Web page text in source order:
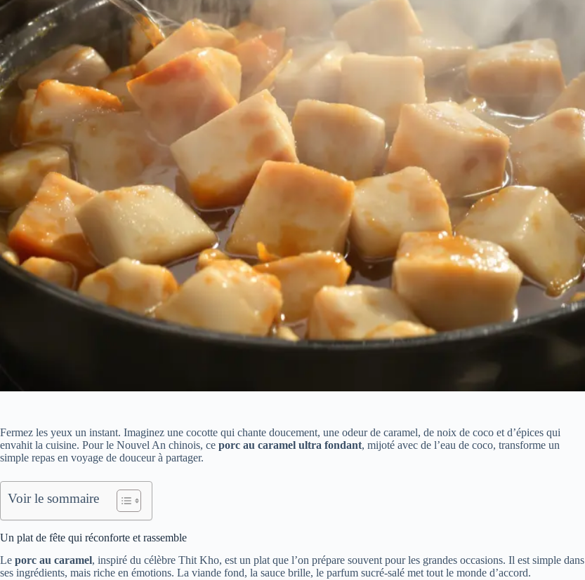
Fermez les yeux un instant. Imaginez une cocotte qui chante doucement, une odeur de caramel, de noix de coco et d’épices qui
envahit la cuisine. Pour le Nouvel An chinois, ce porc au caramel ultra fondant, mijoté avec de l’eau de coco, transforme un
simple repas en voyage de douceur à partager.
Voir le sommaire
Un plat de fête qui réconforte et rassemble
Le porc au caramel, inspiré du célèbre Thit Kho, est un plat que l’on prépare souvent pour les grandes occasions. Il est simple dans
ses ingrédients, mais riche en émotions. La viande fond, la sauce brille, le parfum sucré-salé met tout le monde d’accord.